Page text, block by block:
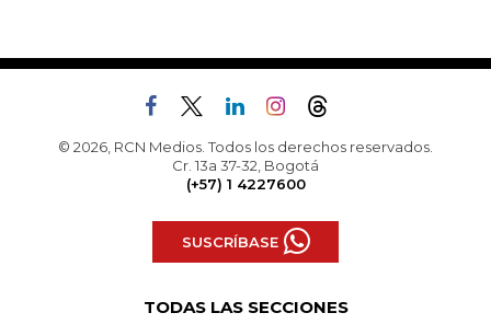
© 2026, RCN Medios. Todos los derechos reservados.
Cr. 13a 37-32, Bogotá
(+57) 1 4227600
SUSCRÍBASE
TODAS LAS SECCIONES